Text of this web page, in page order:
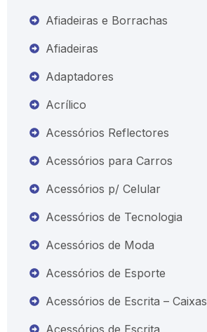
Afiadeiras e Borrachas
Afiadeiras
Adaptadores
Acrílico
Acessórios Reflectores
Acessórios para Carros
Acessórios p/ Celular
Acessórios de Tecnologia
Acessórios de Moda
Acessórios de Esporte
Acessórios de Escrita – Caixas
Acessórios de Escrita